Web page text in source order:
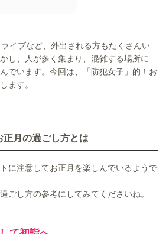
イブなど、外出される方もたくさんい
し、人が多く集まり、混雑する場所に
でいます。今回は、「防犯女子」的！お
ます。
月の過ごし方とは
に注意してお正月を楽しんでいるようで
ごし方の参考にしてみてくださいね。